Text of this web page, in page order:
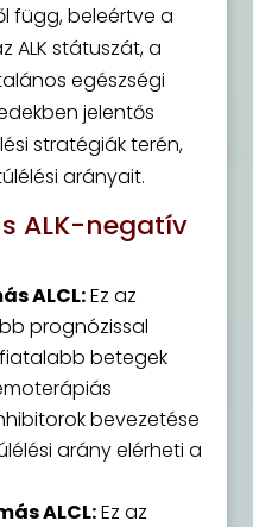
függ, beleértve a
ALK státuszát, a
egészségi
jelentős
stratégiák terén,
arányait.
ALK-negatív
ALCL:Ez az
prognózissal
fiatalabb betegek
bevezetése
arány elérheti a
ALCL:Ez az